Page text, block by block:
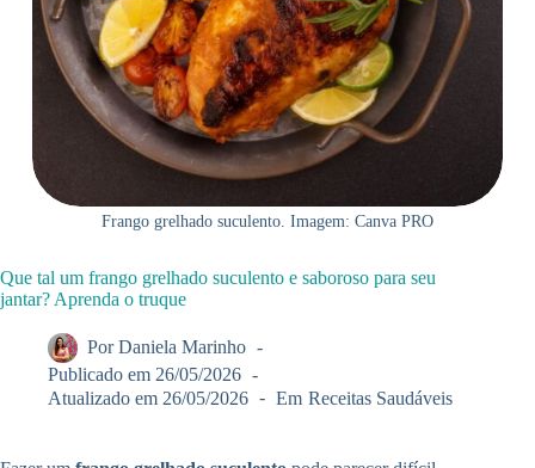
Frango grelhado suculento. Imagem: Canva PRO
Que tal um frango grelhado suculento e saboroso para seu
jantar? Aprenda o truque
Por Daniela Marinho
Publicado em 26/05/2026
Atualizado em 26/05/2026 Em Receitas Saudáveis